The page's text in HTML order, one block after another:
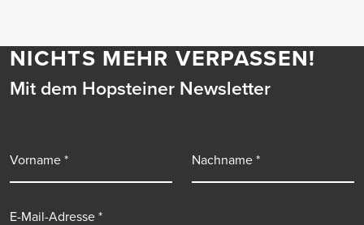
NICHTS MEHR VERPASSEN!
Mit dem Hopsteiner Newsletter